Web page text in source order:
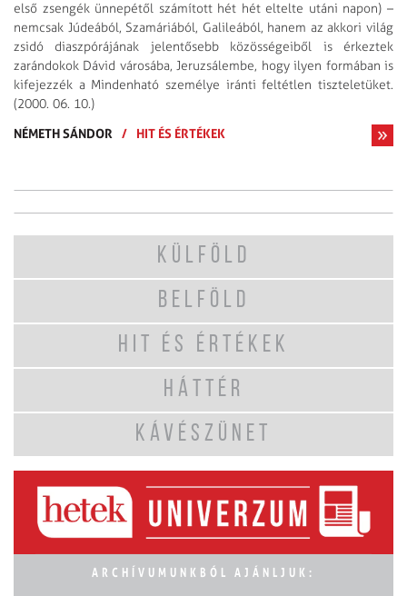
első zsengék ünnepétől számított hét hét eltelte utáni napon) –
nemcsak Júdeából, Szamáriából, Galileából, hanem az akkori világ
zsidó diaszpórájának jelentősebb közösségeiből is érkeztek
zarándokok Dávid városába, Jeruzsálembe, hogy ilyen formában is
kifejezzék a Mindenható személye iránti feltétlen tiszteletüket.
(2000. 06. 10.)
NÉMETH SÁNDOR
/ HIT ÉS ÉRTÉKEK
KÜLFÖLD
BELFÖLD
HIT ÉS ÉRTÉKEK
HÁTTÉR
KÁVÉSZÜNET
ARCHÍVUMUNKBÓL AJÁNLJUK: